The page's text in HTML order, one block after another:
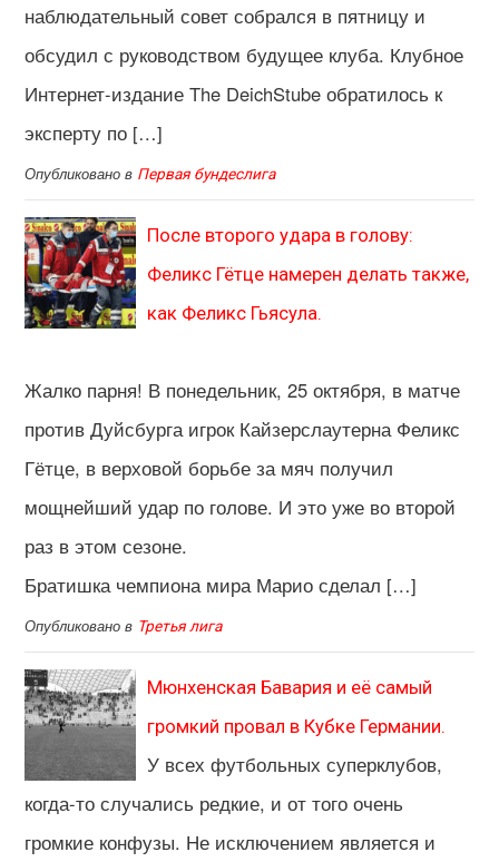
наблюдательный совет собрался в пятницу и
обсудил с руководством будущее клуба. Клубное
Интернет-издание The DeichStube обратилось к
эксперту по […]
Опубликовано в Первая бундеслига
После второго удара в голову:
Феликс Гётце намерен делать также,
как Феликс Гьясула.
Жалко парня! В понедельник, 25 октября, в матче
против Дуйсбурга игрок Кайзерслаутерна Феликс
Гётце, в верховой борьбе за мяч получил
мощнейший удар по голове. И это уже во второй
раз в этом сезоне.
Братишка чемпиона мира Марио сделал […]
Опубликовано в Третья лига
Мюнхенская Бавария и её самый
громкий провал в Кубке Германии.
У всех футбольных суперклубов,
когда-то случались редкие, и от того очень
громкие конфузы. Не исключением является и